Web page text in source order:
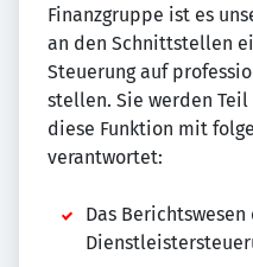
Finanzgruppe ist es
an den Schnittstellen
Steuerung auf
stellen. Sie werden Teil
diese Funktion mit
verantwortet:
Das Berichtswesen